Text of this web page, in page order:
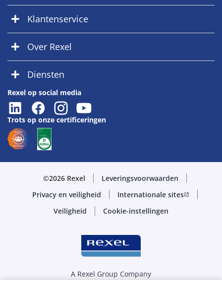
Klantenservice
Over Rexel
Diensten
Rexel op social media
Trots op onze certificeringen
©2026 Rexel
Leveringsvoorwaarden
Privacy en veiligheid
Internationale sitesopen_in_new
Veiligheid Cookie-instellingen
A Rexel Group Company